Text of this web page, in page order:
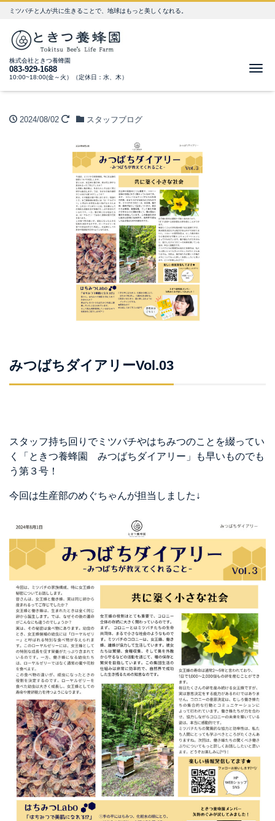
ミツバチと人が共に生きることで、地球はもっと美しくなれる。
株式会社ときつ養蜂園
083-929-1688
10:00~18:00(金～火）（定休日：水、木）
2024/08/02 スタッフブログ
みつばちダイアリーVol.03
スタッフ持ち回りでミツバチやはちみつのことを綴ってい
く「ときつ養蜂園 みつばちダイアリー」も早いものでも
う第３号！
今回は生産部のめぐちゃんが担当しました↓